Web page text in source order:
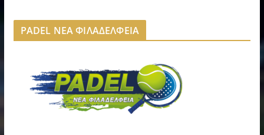
PADEL ΝΕΑ ΦΙΛΑΔΕΛΦΕΙΑ